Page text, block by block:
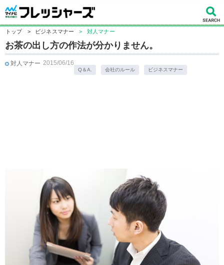
トップ > ビジネスマナー > 対人マナー
お茶の出し方の作法が分かりません。
対人マナー 2015/06/16
Q＆A. 会社のルール ビジネスマナー